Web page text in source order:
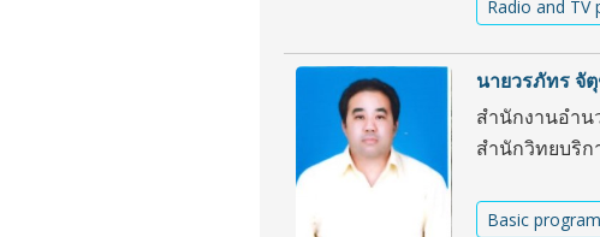
Radio and TV
นายวรภัทร จั
สำนักงานอำน
สำนักวิทยบริก
Basic